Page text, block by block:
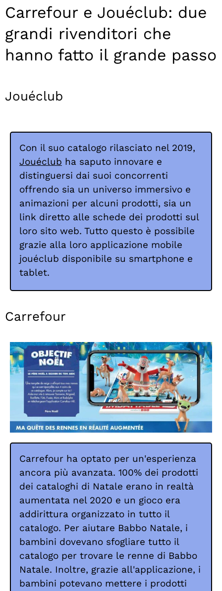
Carrefour e Jouéclub: due
grandi rivenditori che
hanno fatto il grande passo
Jouéclub
Con il suo catalogo rilasciato nel 2019,
Jouéclub ha saputo innovare e
distinguersi dai suoi concorrenti
offrendo sia un universo immersivo e
animazioni per alcuni prodotti, sia un
link diretto alle schede dei prodotti sul
loro sito web. Tutto questo è possibile
grazie alla loro applicazione mobile
jouéclub disponibile su smartphone e
tablet.
Carrefour
Carrefour ha optato per un'esperienza
ancora più avanzata. 100% dei prodotti
dei cataloghi di Natale erano in realtà
aumentata nel 2020 e un gioco era
addirittura organizzato in tutto il
catalogo. Per aiutare Babbo Natale, i
bambini dovevano sfogliare tutto il
catalogo per trovare le renne di Babbo
Natale. Inoltre, grazie all'applicazione, i
bambini potevano mettere i prodotti